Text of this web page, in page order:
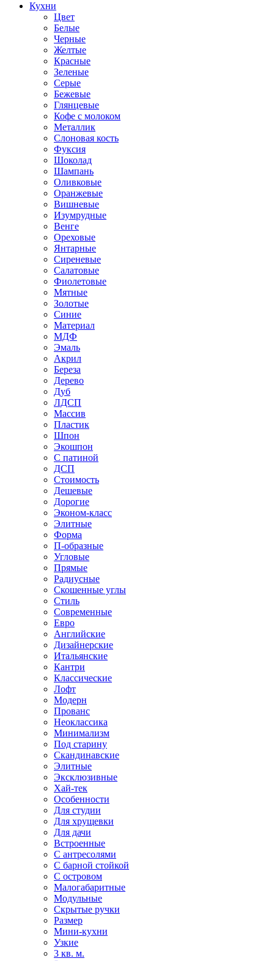
Кухни
Цвет
Белые
Черные
Желтые
Красные
Зеленые
Серые
Бежевые
Глянцевые
Кофе с молоком
Металлик
Слоновая кость
Фуксия
Шоколад
Шампань
Оливковые
Оранжевые
Вишневые
Изумрудные
Венге
Ореховые
Янтарные
Сиреневые
Салатовые
Фиолетовые
Мятные
Золотые
Синие
Материал
МДФ
Эмаль
Акрил
Береза
Дерево
Дуб
ЛДСП
Массив
Пластик
Шпон
Экошпон
С патиной
ДСП
Стоимость
Дешевые
Дорогие
Эконом-класс
Элитные
Форма
П-образные
Угловые
Прямые
Радиусные
Скошенные углы
Стиль
Современные
Евро
Английские
Дизайнерские
Итальянские
Кантри
Классические
Лофт
Модерн
Прованс
Неоклассика
Минимализм
Под старину
Скандинавские
Элитные
Эксклюзивные
Хай-тек
Особенности
Для студии
Для хрущевки
Для дачи
Встроенные
С антресолями
С барной стойкой
С островом
Малогабаритные
Модульные
Скрытые ручки
Размер
Мини-кухни
Узкие
3 кв. м.